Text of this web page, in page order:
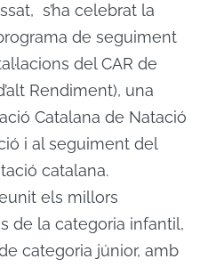
s’ha celebrat la
de seguiment
del CAR de
Rendiment), una
Catalana de Natació
i al seguiment del
catalana.
els millors
de la categoria infantil,
categoria júnior, amb